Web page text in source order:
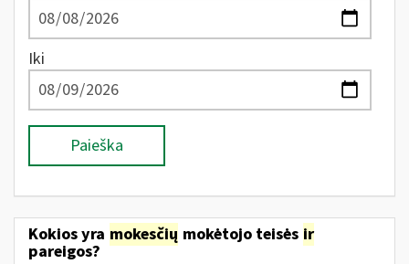
Iki
Paieška
Kokios yra mokesčių mokėtojo teisės ir
pareigos?